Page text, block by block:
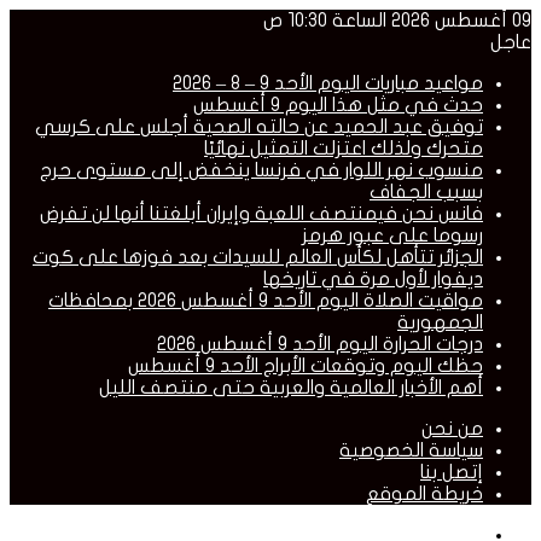
09 أغسطس 2026 الساعة 10:30 ص
عاجل
مواعيد مباريات اليوم الأحد 9 – 8 – 2026
حدث في مثل هذا اليوم 9 أغسطس
توفيق عبد الحميد عن حالته الصحية أجلس على كرسي
متحرك ولذلك اعتزلت التمثيل نهائيًا
منسوب نهر اللوار في فرنسا ينخفض إلى مستوى حرج
بسبب الجفاف
فانس نحن فيمنتصف اللعبة وإيران أبلغتنا أنها لن تفرض
رسوما على عبور هرمز
الجزائر تتأهل لكأس العالم للسيدات بعد فوزها على كوت
ديفوار لأول مرة في تاريخها
مواقيت الصلاة اليوم الأحد 9 أغسطس 2026 بمحافظات
الجمهورية
درجات الحرارة اليوم الأحد 9 أغسطس 2026
حظك اليوم وتوقعات الأبراج الأحد 9 أغسطس
أهم الأخبار العالمية والعربية حتى منتصف الليل
من نحن
سياسة الخصوصية
إتصل بنا
خريطة الموقع